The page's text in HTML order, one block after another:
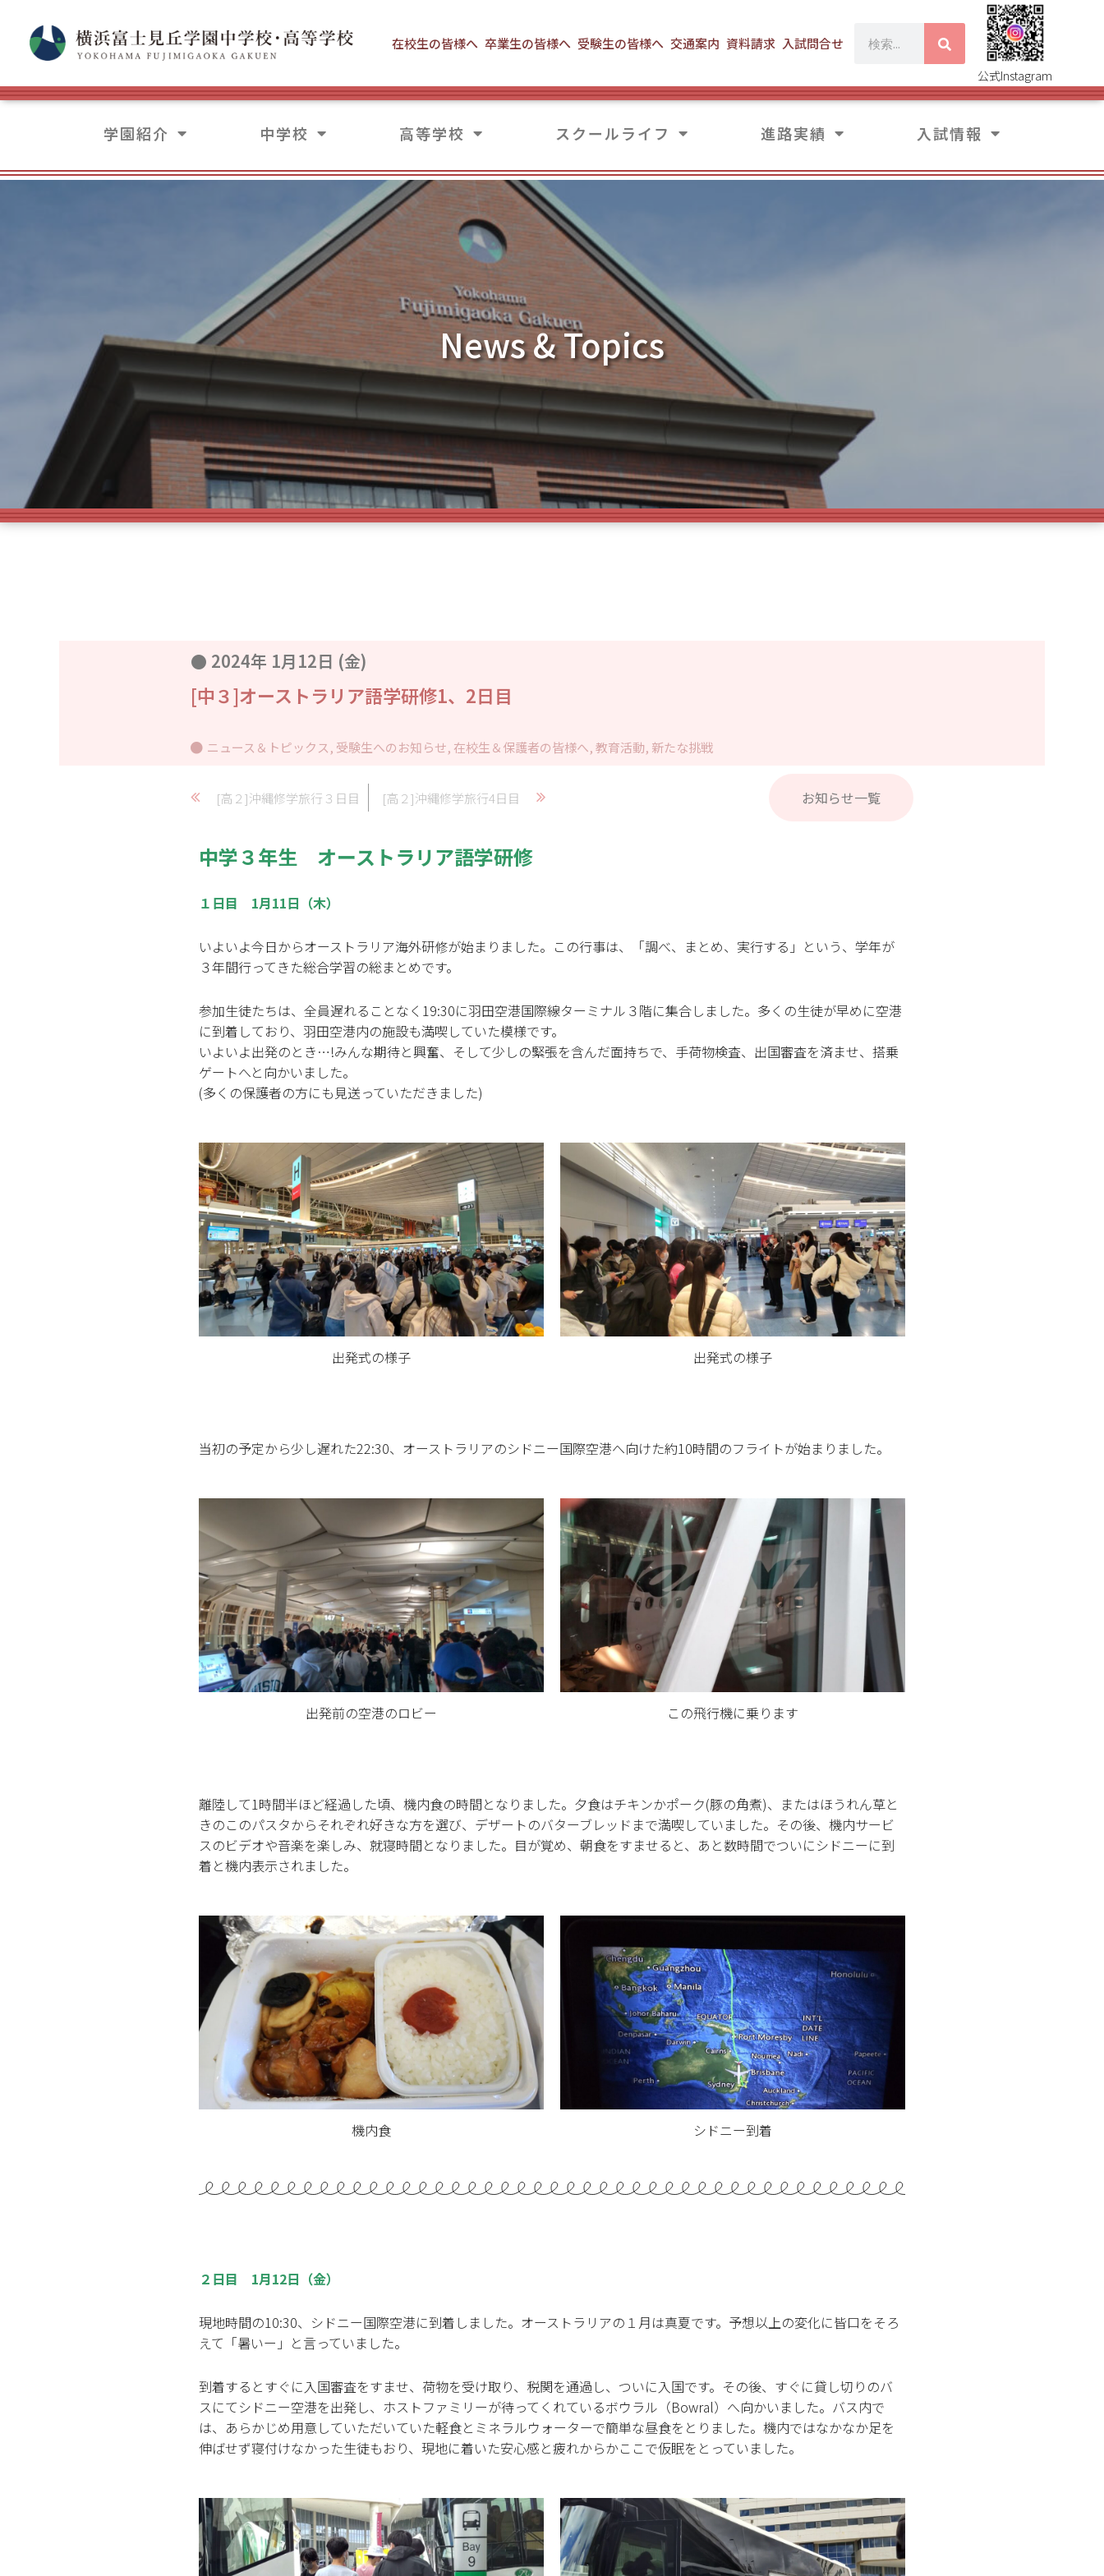
在校生の皆様へ 卒業生の皆様へ 受験生の皆様へ 交通案内 資料請求 入試問合せ
公式Instagram
学園紹介 中学校 高等学校 スクールライフ 進路実績 入試情報
News & Topics
● 2024年 1月12日 (金)
[中３]オーストラリア語学研修1、2日目
ニュース＆トピックス, 受験生へのお知らせ, 在校生＆保護者の皆様へ,教育活動, 新たな挑戦
[高２]沖縄修学旅行３日目 [高２]沖縄修学旅行4日目 お知らせ一覧
中学３年生 オーストラリア語学研修
１日目 1月11日（木）
いよいよ今日からオーストラリア海外研修が始まりました。この行事は、「調べ、まとめ、実行する」という、学年が
３年間行ってきた総合学習の総まとめです。
参加生徒たちは、全員遅れることなく19:30に羽田空港国際線ターミナル３階に集合しました。多くの生徒が早めに空港
に到着しており、羽田空港内の施設も満喫していた模様です。
いよいよ出発のとき…!みんな期待と興奮、そして少しの緊張を含んだ面持ちで、手荷物検査、出国審査を済ませ、搭乗
ゲートへと向かいました。
(多くの保護者の方にも見送っていただきました)
出発式の様子 出発式の様子
当初の予定から少し遅れた22:30、オーストラリアのシドニー国際空港へ向けた約10時間のフライトが始まりました。
出発前の空港のロビー この飛行機に乗ります
離陸して1時間半ほど経過した頃、機内食の時間となりました。夕食はチキンかポーク(豚の角煮)、またはほうれん草と
きのこのパスタからそれぞれ好きな方を選び、デザートのバターブレッドまで満喫していました。その後、機内サービ
スのビデオや音楽を楽しみ、就寝時間となりました。目が覚め、朝食をすませると、あと数時間でついにシドニーに到
着と機内表示されました。
機内食 シドニー到着
２日目 1月12日（金）
現地時間の10:30、シドニー国際空港に到着しました。オーストラリアの１月は真夏です。予想以上の変化に皆口をそろ
えて「暑いー」と言っていました。
到着するとすぐに入国審査をすませ、荷物を受け取り、税関を通過し、ついに入国です。その後、すぐに貸し切りのバ
スにてシドニー空港を出発し、ホストファミリーが待ってくれているボウラル（Bowral）へ向かいました。バス内で
は、あらかじめ用意していただいていた軽食とミネラルウォーターで簡単な昼食をとりました。機内ではなかなか足を
伸ばせず寝付けなかった生徒もおり、現地に着いた安心感と疲れからかここで仮眠をとっていました。